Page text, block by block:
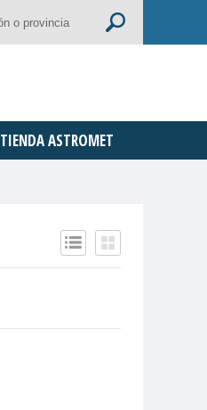
TIENDA ASTROMET